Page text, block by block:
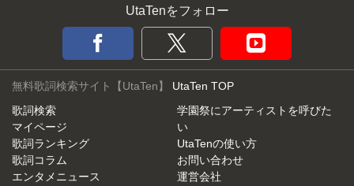
UtaTenをフォロー
無料歌詞検索サイト【UtaTen】 UtaTen TOP
歌詞検索
マイページ
歌詞ランキング
歌詞コラム
エンタメニュース
学園祭にアーティストを呼びた
い
UtaTenの使い方
お問い合わせ
運営会社